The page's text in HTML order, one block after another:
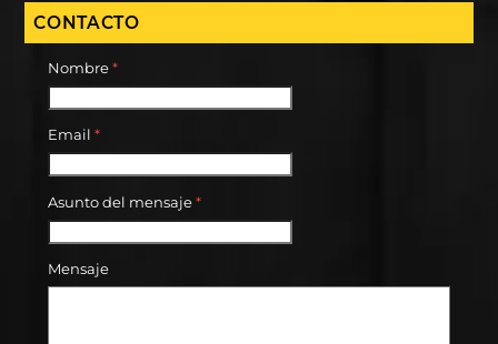
CONTACTO
Nombre*
Email *
Asunto del mensaje*
Mensaje